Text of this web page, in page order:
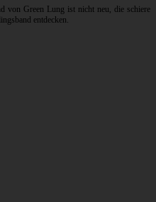
von Green Lung ist nicht neu, die schiere
entdecken.